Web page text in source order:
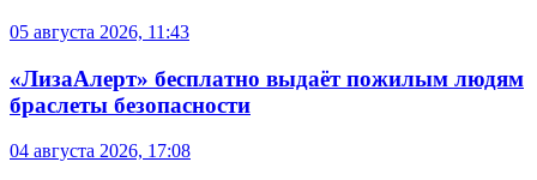
05 августа 2026, 11:43
«ЛизаАлерт» бесплатно выдаёт пожилым людям
браслеты безопасности
04 августа 2026, 17:08